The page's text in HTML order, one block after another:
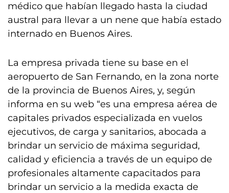
médico que habían llegado hasta la ciudad
austral para llevar a un nene que había estado
internado en Buenos Aires.
La empresa privada tiene su base en el
aeropuerto de San Fernando, en la zona norte
de la provincia de Buenos Aires, y, según
informa en su web “es una empresa aérea de
capitales privados especializada en vuelos
ejecutivos, de carga y sanitarios, abocada a
brindar un servicio de máxima seguridad,
calidad y eficiencia a través de un equipo de
profesionales altamente capacitados para
brindar un servicio a la medida exacta de